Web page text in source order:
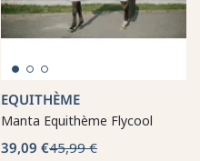
EQUITHÈME
Manta Equithème Flycool
39,09 €45,99 €